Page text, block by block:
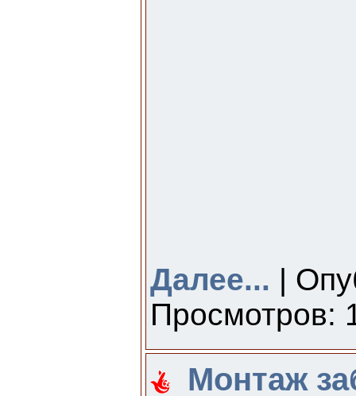
Далее... |
Просмотров:
Монтаж